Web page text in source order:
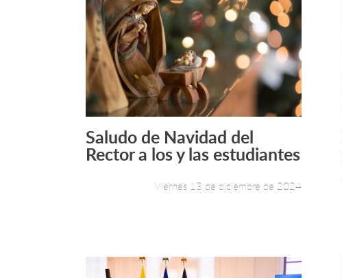
Leer más +
Saludo de Navidad del
Rector a los y las estudiantes
Viernes 13 de diciembre de 2024